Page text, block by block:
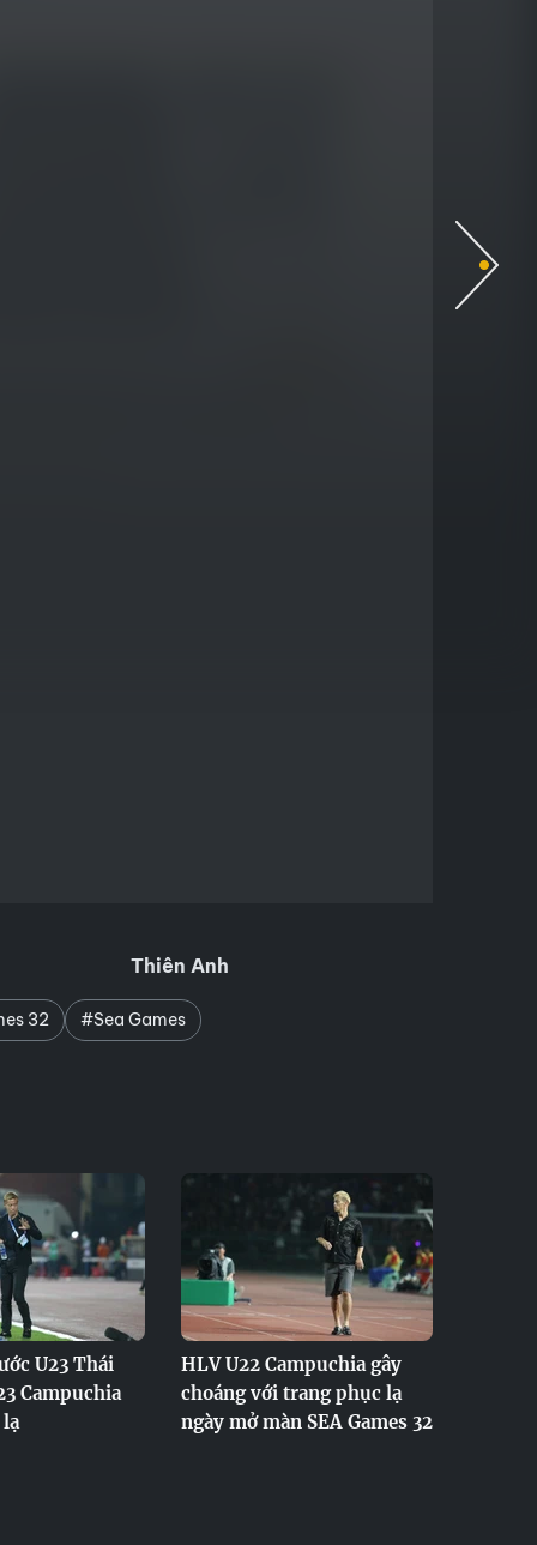
Thiên Anh
32 #Sea Games
U23 Thái
Campuchia
lạ
HLV U22 Campuchia gây
choáng với trang phục lạ
ngày mở màn SEA Games 32